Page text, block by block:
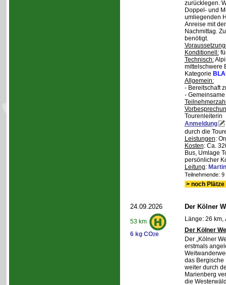
zurücklegen.
Doppel- und
umliegenden
Anreise mit
Nachmittag.
benötigt.
Konditionell:
Technisch:
mittelschwere
Kategorie
Allgemein:
- Bereitschaft
- Gemeinsame
Tourenleiterin
Anmeldung
durch die
Leistungen:
Kosten: Ca.
Bus, Umlage
persönlicher
Leitung:
Teilnehmende:
> noch
24.09.2026
53 km
6 kg CO2e
Der Kölner
Länge: 26 km,
Der Kölner
Der „Kölner
erstmals
das Bergische
weiter durch
Marienberg
die